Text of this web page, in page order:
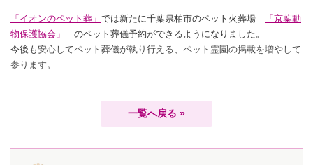
「イオンのペット葬」 では新たに千葉県柏市のペット火葬場
「京葉動
物保護協会」
のペット葬儀予約ができるようになりました。
今後も安心してペット葬儀が執り行える、ペット霊園の掲載を増やして
参ります。
一覧へ戻る »